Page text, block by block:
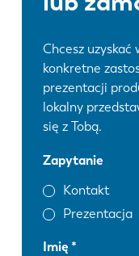
Chcesz
konkretne
prezentacji
lokalny
się z Tobą.
Zapytanie
Kontakt
Prezentacja
Imię